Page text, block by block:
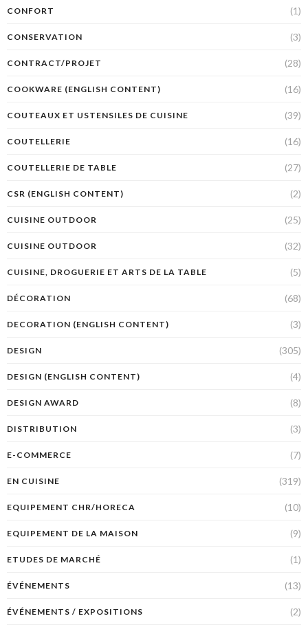
CONFORT (1)
CONSERVATION (3)
CONTRACT/PROJET (28)
COOKWARE (ENGLISH CONTENT) (16)
COUTEAUX ET USTENSILES DE CUISINE (39)
COUTELLERIE (16)
COUTELLERIE DE TABLE (27)
CSR (ENGLISH CONTENT) (2)
CUISINE OUTDOOR (25)
CUISINE OUTDOOR (32)
CUISINE, DROGUERIE ET ARTS DE LA TABLE (5)
DÉCORATION (68)
DECORATION (ENGLISH CONTENT) (3)
DESIGN (305)
DESIGN (ENGLISH CONTENT) (4)
DESIGN AWARD (8)
DISTRIBUTION (3)
E-COMMERCE (7)
EN CUISINE (319)
EQUIPEMENT CHR/HORECA (10)
EQUIPEMENT DE LA MAISON (9)
ETUDES DE MARCHÉ (1)
ÉVÉNEMENTS (13)
ÉVÉNEMENTS / EXPOSITIONS (2)